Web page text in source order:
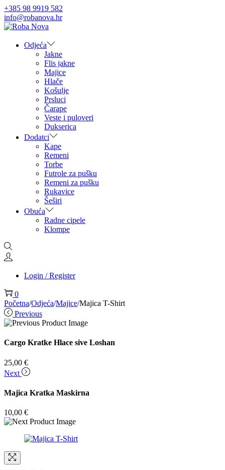
+385 98 9919 582
info@robanova.hr
Skip
navigation
Skip
contentOdjeća
Jakne
Flis jakne
Majice
Hlače
Košulje
Prsluci
Čarape
Veste i puloveri
Dukserica
Dodatci
Kape
Remeni
Torbe
Futrole za pušku
Remeni za pušku
Rukavice
Šeširi
Obuća
Radne cipele
Klompe
Login / Register
0
Početna/Odjeća/Majice/Majica T-Shirt
Previous
Cargo Kratke Hlace sive Loshan
25,00 €
Next
Majica Kratka Maskirna
10,00 €